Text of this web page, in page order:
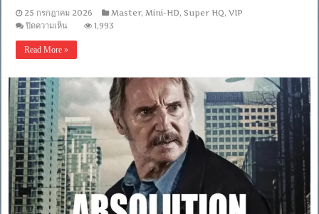
25 กรกฎาคม 2026 Master, Mini-HD,Super HQ,VIP
ปิดความเห็น
เดือด
แค้น
(2026)
The
Debt
Collector
NF.WEB-
DL.DDP5.1.Atmos.H.264-
WEB-
DL.H.264
[Netflix
(web-
dl)]
[Soundtrack
บรรยาย
1,993
Read More »